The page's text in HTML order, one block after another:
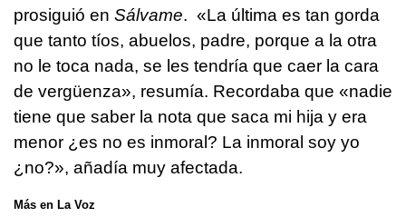
prosiguió en Sálvame. «La última es tan gorda
que tanto tíos, abuelos, padre, porque a la otra
no le toca nada, se les tendría que caer la cara
de vergüenza», resumía. Recordaba que «nadie
tiene que saber la nota que saca mi hija y era
menor ¿es no es inmoral? La inmoral soy yo
¿no?», añadía muy afectada.
Más en La Voz